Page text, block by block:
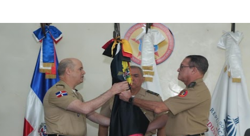
Operativo interagencial frena delitos ambientales y recupera
-Propeep y Gestión Presidencial encabezan entrega
Ministerio de Defensa siembra esperanza y protege el agua
MICM y CECCOM retienen 213,355 galones de combustibles y 46
Bienes Nacionales recauda más de RD 57 millones en segunda